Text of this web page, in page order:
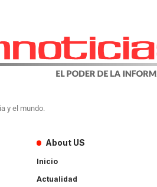
y el mundo.
About US
Inicio
Actualidad